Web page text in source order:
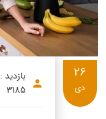
بازدید :
3185
26
دی